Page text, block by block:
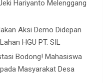
Hariyanto Melenggang
Aksi Demo Didepan
HGU PT. SIL
Bodong! Mahasiswa
Masyarakat Desa